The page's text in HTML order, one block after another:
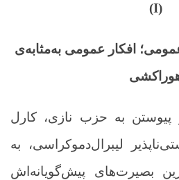
(I)
افکار عمومی به‌مثابه‌ی
پیوستن به حزب نازی، کارل
لیبرال‌دموکراسی، به
بصیرت‌های پیش‌گویانه‌اش